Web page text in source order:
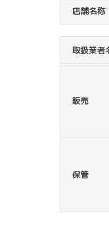
店舗名称
取扱業者
販売
保管